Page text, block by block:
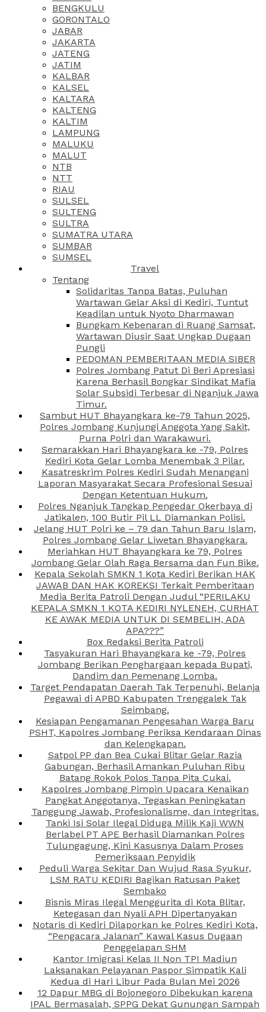
BENGKULU
GORONTALO
JABAR
JAKARTA
JATENG
JATIM
KALBAR
KALSEL
KALTARA
KALTENG
KALTIM
LAMPUNG
MALUKU
MALUT
NTB
NTT
RIAU
SULSEL
SULTENG
SULTRA
SUMATRA UTARA
SUMBAR
SUMSEL
Travel
Tentang
Solidaritas Tanpa Batas, Puluhan
Wartawan Gelar Aksi di Kediri, Tuntut
Keadilan untuk Nyoto Dharmawan
Bungkam Kebenaran di Ruang Samsat,
Wartawan Diusir Saat Ungkap Dugaan
Pungli
PEDOMAN PEMBERITAAN MEDIA SIBER
Polres Jombang Patut Di Beri Apresiasi
Karena Berhasil Bongkar Sindikat Mafia
Solar Subsidi Terbesar di Nganjuk Jawa
Timur.
Sambut HUT Bhayangkara ke-79 Tahun 2025,
Polres Jombang Kunjungi Anggota Yang Sakit,
Purna Polri dan Warakawuri.
Semarakkan Hari Bhayangkara ke -79, Polres
Kediri Kota Gelar Lomba Menembak 3 Pilar.
Kasatreskrim Polres Kediri Sudah Menangani
Laporan Masyarakat Secara Profesional Sesuai
Dengan Ketentuan Hukum.
Polres Nganjuk Tangkap Pengedar Okerbaya di
Jatikalen, 100 Butir Pil LL Diamankan Polisi.
Jelang HUT Polri ke – 79 dan Tahun Baru Islam,
Polres Jombang Gelar Liwetan Bhayangkara.
Meriahkan HUT Bhayangkara ke 79, Polres
Jombang Gelar Olah Raga Bersama dan Fun Bike.
Kepala Sekolah SMKN 1 Kota Kediri Berikan HAK
JAWAB DAN HAK KOREKSI Terkait Pemberitaan
Media Berita Patroli Dengan Judul “PERILAKU
KEPALA SMKN 1 KOTA KEDIRI NYLENEH, CURHAT
KE AWAK MEDIA UNTUK DI SEMBELIH, ADA
APA???”
Box Redaksi Berita Patroli
Tasyakuran Hari Bhayangkara ke -79, Polres
Jombang Berikan Penghargaan kepada Bupati,
Dandim dan Pemenang Lomba.
Target Pendapatan Daerah Tak Terpenuhi, Belanja
Pegawai di APBD Kabupaten Trenggalek Tak
Seimbang.
Kesiapan Pengamanan Pengesahan Warga Baru
PSHT, Kapolres Jombang Periksa Kendaraan Dinas
dan Kelengkapan.
Satpol PP dan Bea Cukai Blitar Gelar Razia
Gabungan, Berhasil Amankan Puluhan Ribu
Batang Rokok Polos Tanpa Pita Cukai.
Kapolres Jombang Pimpin Upacara Kenaikan
Pangkat Anggotanya, Tegaskan Peningkatan
Tanggung Jawab, Profesionalisme, dan Integritas.
Tanki Isi Solar Ilegal Diduga Milik Kaji WWN
Berlabel PT APE Berhasil Diamankan Polres
Tulungagung, Kini Kasusnya Dalam Proses
Pemeriksaan Penyidik
Peduli Warga Sekitar Dan Wujud Rasa Syukur,
LSM RATU KEDIRI Bagikan Ratusan Paket
Sembako
Bisnis Miras Ilegal Menggurita di Kota Blitar,
Ketegasan dan Nyali APH Dipertanyakan
Notaris di Kediri Dilaporkan ke Polres Kediri Kota,
“Pengacara Jalanan” Kawal Kasus Dugaan
Penggelapan SHM
Kantor Imigrasi Kelas II Non TPI Madiun
Laksanakan Pelayanan Paspor Simpatik Kali
Kedua di Hari Libur Pada Bulan Mei 2026
12 Dapur MBG di Bojonegoro Dibekukan karena
IPAL Bermasalah, SPPG Dekat Gunungan Sampah